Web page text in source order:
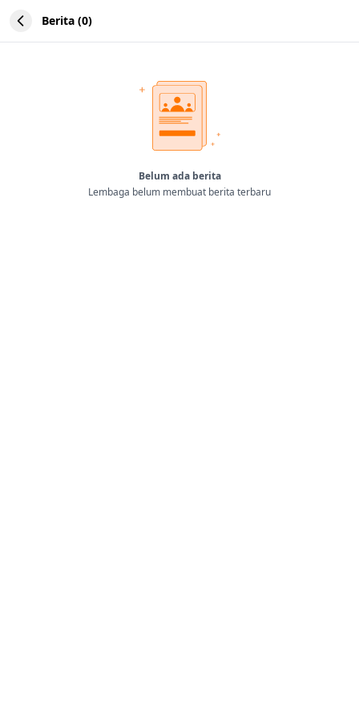
Berita (0)
Belum ada berita
Lembaga belum membuat berita terbaru